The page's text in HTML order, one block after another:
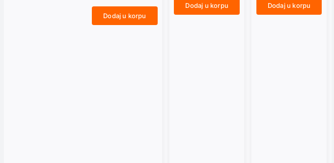
Dodaj u korpu
Dodaj u korpu Dodaj u korpu